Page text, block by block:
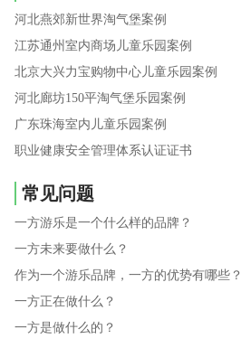
河北燕郊新世界淘气堡案例
江苏通州室内商场儿童乐园案例
北京大兴力宝购物中心儿童乐园案例
河北廊坊150平淘气堡乐园案例
广东珠海室内儿童乐园案例
职业健康安全管理体系认证证书
常见问题
一方游乐是一个什么样的品牌？
一方未来要做什么？
作为一个游乐品牌，一方的优势有哪些？
一方正在做什么？
一方是做什么的？